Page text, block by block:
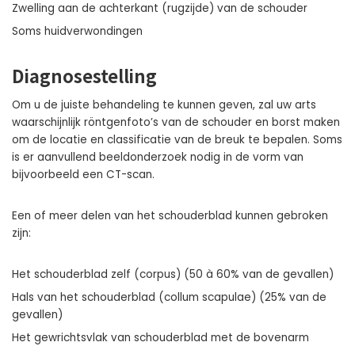
Zwelling aan de achterkant (rugzijde) van de schouder
Soms huidverwondingen
Diagnosestelling
Om u de juiste behandeling te kunnen geven, zal uw arts
waarschijnlijk röntgenfoto’s van de schouder en borst maken
om de locatie en classificatie van de breuk te bepalen. Soms
is er aanvullend beeldonderzoek nodig in de vorm van
bijvoorbeeld een CT-scan.
Een of meer delen van het schouderblad kunnen gebroken
zijn:
Het schouderblad zelf (corpus) (50 à 60% van de gevallen)
Hals van het schouderblad (collum scapulae) (25% van de
gevallen)
Het gewrichtsvlak van schouderblad met de bovenarm